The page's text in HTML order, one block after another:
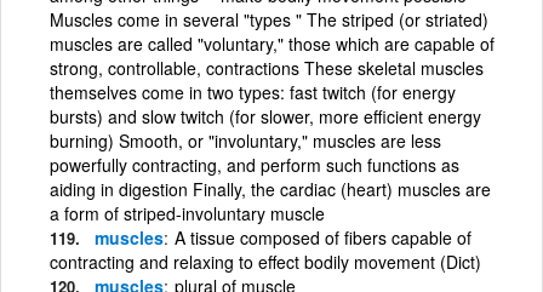
Muscles come in several "types " The striped (or striated)
muscles are called "voluntary," those which are capable of
strong, controllable, contractions These skeletal muscles
themselves come in two types: fast twitch (for energy
bursts) and slow twitch (for slower, more efficient energy
burning) Smooth, or "involuntary," muscles are less
powerfully contracting, and perform such functions as
aiding in digestion Finally, the cardiac (heart) muscles are
a form of striped-involuntary muscle
muscles A tissue composed of fibers capable of
contracting and relaxing to effect bodily movement (Dict)
muscles plural of muscle